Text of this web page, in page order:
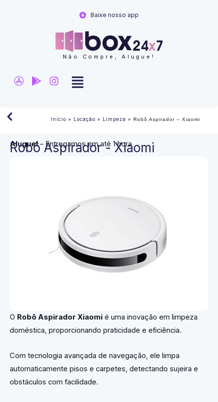
Não Compre, Alugue!
Baixe nosso app
Início » Locação » Limpeza » Robô Aspirador – Xiaomi
Aluguel– Entregamos em até 1 hora
Robô Aspirador - Xiaomi
O Robô Aspirador Xiaomi é uma inovação em limpeza
doméstica, proporcionando praticidade e eficiência.
Com tecnologia avançada de navegação, ele limpa
automaticamente pisos e carpetes, detectando sujeira e
obstáculos com facilidade.